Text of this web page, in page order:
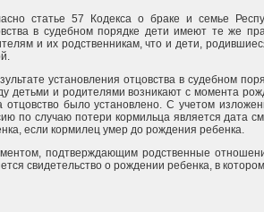
статье 57 Кодекса о браке и семье
в судебном порядке дети имеют те же
и их родственникам, что и дети,
установления отцовства в судебном
детьми и родителями возникают с момента
отцовство было установлено. С учетом
по случаю потери кормильца является дата
если кормилец умер до рождения ребенка.
подтверждающим родственные
свидетельство о рождении ребенка, в